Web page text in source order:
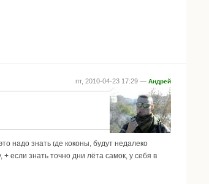
пт, 2010-04-23 17:29 — Андрей
надо знать где коконы, будут недалеко
если знать точно дни лёта самок, у себя в